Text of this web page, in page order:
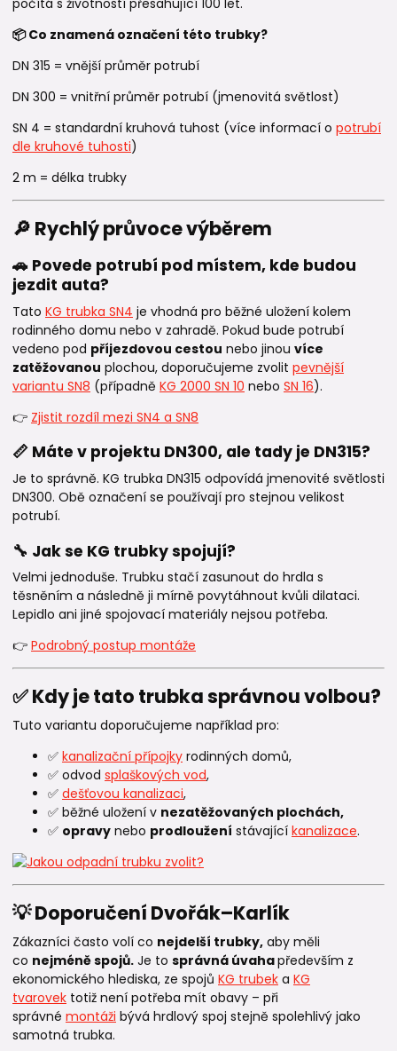
počítá s životností přesahující 100 let.
📦 Co znamená označení této trubky?
DN 315 = vnější průměr potrubí
DN 300 = vnitřní průměr potrubí (jmenovitá světlost)
SN 4 = standardní kruhová tuhost (více informací o potrubí
dle kruhové tuhosti)
2 m = délka trubky
🔎 Rychlý průvoce výběrem
🚗 Povede potrubí pod místem, kde budou
jezdit auta?
Tato KG trubka SN4 je vhodná pro běžné uložení kolem
rodinného domu nebo v zahradě. Pokud bude potrubí
vedeno pod příjezdovou cestou nebo jinou více
zatěžovanou plochou, doporučujeme zvolit pevnější
variantu SN8 (případně KG 2000 SN 10 nebo SN 16).
👉 Zjistit rozdíl mezi SN4 a SN8
📏 Máte v projektu DN300, ale tady je DN315?
Je to správně. KG trubka DN315 odpovídá jmenovité světlosti
DN300. Obě označení se používají pro stejnou velikost
potrubí.
🔧 Jak se KG trubky spojují?
Velmi jednoduše. Trubku stačí zasunout do hrdla s
těsněním a následně ji mírně povytáhnout kvůli dilataci.
Lepidlo ani jiné spojovací materiály nejsou potřeba.
👉 Podrobný postup montáže
✅ Kdy je tato trubka správnou volbou?
Tuto variantu doporučujeme například pro:
✅ kanalizační přípojky rodinných domů,
✅ odvod splaškových vod,
✅ dešťovou kanalizaci,
✅ běžné uložení v nezatěžovaných plochách,
✅ opravy nebo prodloužení stávající kanalizace.
💡 Doporučení Dvořák–Karlík
Zákazníci často volí co nejdelší trubky, aby měli
co nejméně spojů. Je to správná úvahapředevším z
ekonomického hlediska, ze spojů KG trubek a KG
tvarovek totiž není potřeba mít obavy – při
správné montáži bývá hrdlový spoj stejně spolehlivý jako
samotná trubka.